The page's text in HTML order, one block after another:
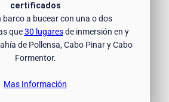
certificados
barco a bucear con una o dos
que30 lugaresde inmersión en y
de Pollensa, Cabo Pinar y Cabo
Formentor.
Mas Información